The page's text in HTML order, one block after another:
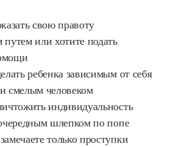
свою правоту
или хотите подать
ребенка зависимым от себя
смелым человеком
индивидуальность
шлепком по попе
только проступки